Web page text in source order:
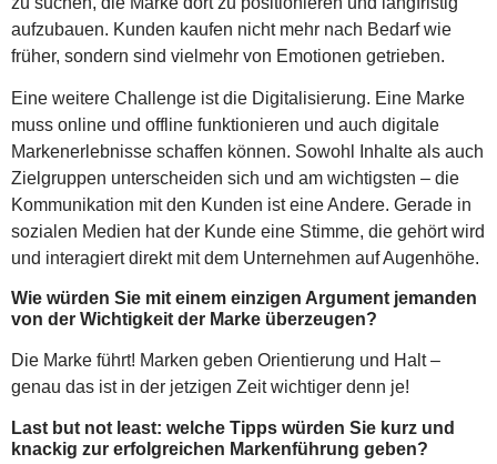
aufzubauen. Kunden kaufen nicht mehr nach Bedarf wie
früher, sondern sind vielmehr von Emotionen getrieben.
Eine weitere Challenge ist die Digitalisierung. Eine Marke
muss online und offline funktionieren und auch digitale
Markenerlebnisse schaffen können. Sowohl Inhalte als auch
Zielgruppen unterscheiden sich und am wichtigsten – die
Kommunikation mit den Kunden ist eine Andere. Gerade in
sozialen Medien hat der Kunde eine Stimme, die gehört wird
und interagiert direkt mit dem Unternehmen auf Augenhöhe.
Wie würden Sie mit einem einzigen Argument jemanden
von der Wichtigkeit der Marke überzeugen?
Die Marke führt! Marken geben Orientierung und Halt –
genau das ist in der jetzigen Zeit wichtiger denn je!
Last but not least: welche Tipps würden Sie kurz und
knackig zur erfolgreichen Markenführung geben?